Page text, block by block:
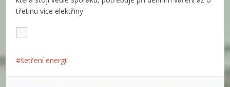
třetinu více elektřiny
šetření energii